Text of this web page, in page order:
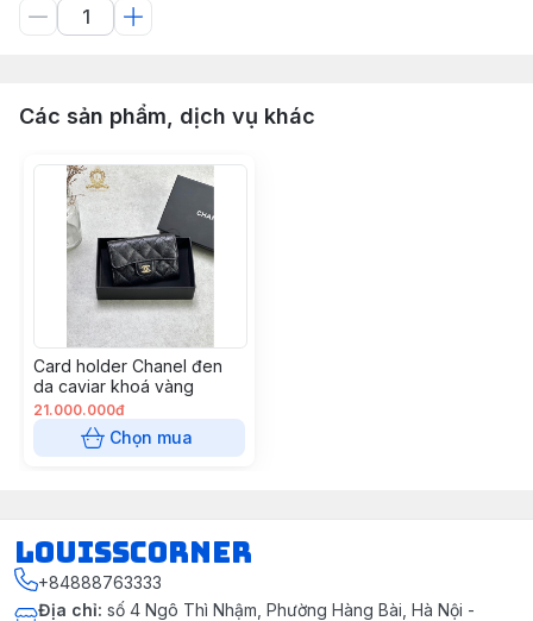
Các sản phẩm, dịch vụ khác
Card holder Chanel đen
da caviar khoá vàng
21.000.000đ
Chọn mua
louisscorner
+84888763333
Địa chỉ: số 4 Ngô Thì Nhậm, Phường Hàng Bài, Hà Nội -